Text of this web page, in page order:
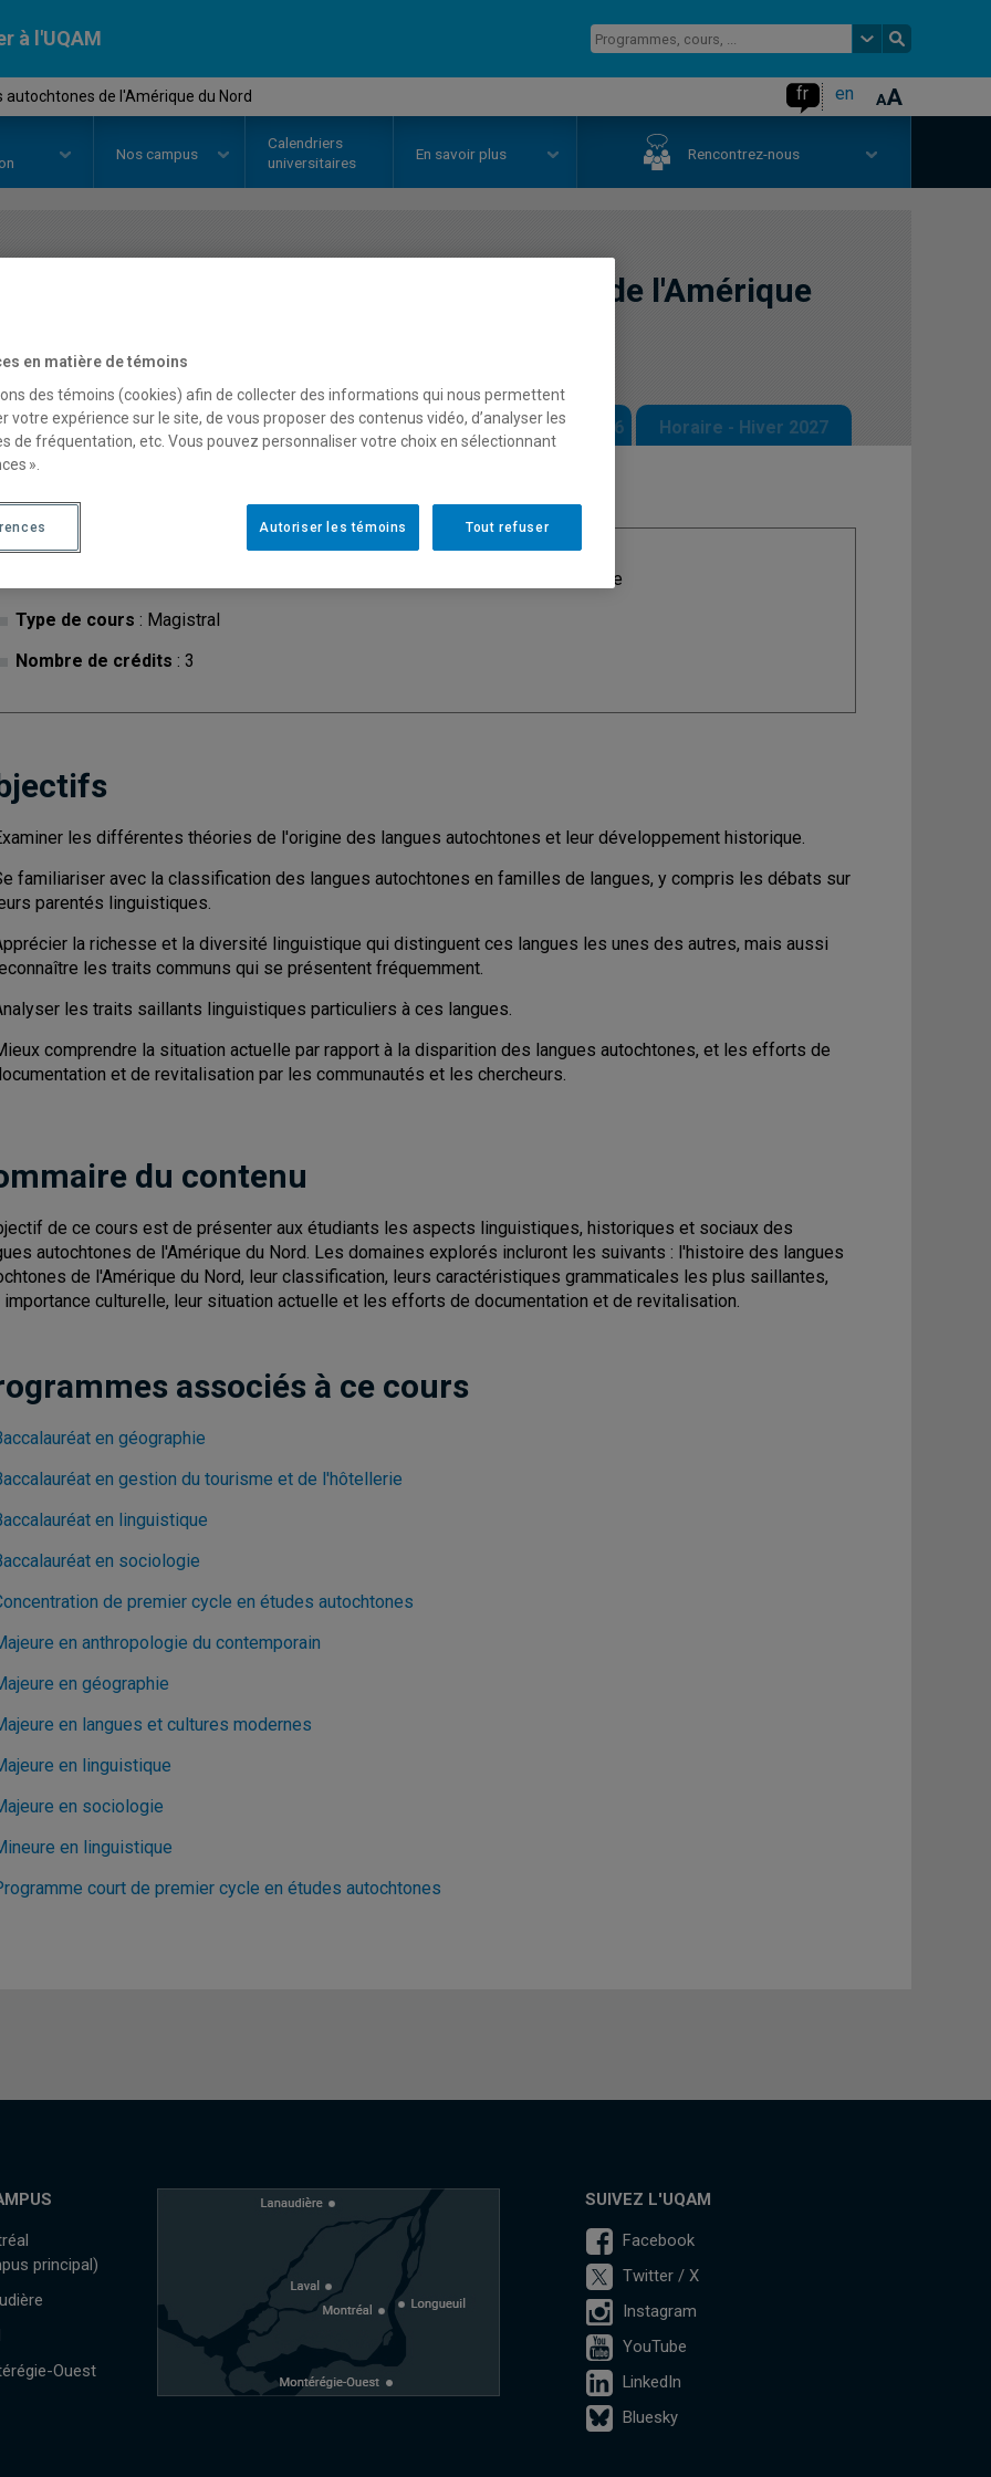
à l'UQAM
autochtones de l'Amérique du Nord fr en
Nos campus
Calendriers
universitaires
En savoir plus Rencontrez-nous
Langues autochtones de l'Amérique
Description Horaire - Été 2026 Horaire - Automne 2026 Horaire - Hiver 2027
Type de cours : Magistral
Nombre de crédits : 3
: Linguistique
les différentes théories de l'origine des langues autochtones et leur développement historique.
familiariser avec la classification des langues autochtones en familles de langues, y compris les débats sur
parentés linguistiques.
la richesse et la diversité linguistique qui distinguent ces langues les unes des autres, mais aussi
les traits communs qui se présentent fréquemment.
les traits saillants linguistiques particuliers à ces langues.
comprendre la situation actuelle par rapport à la disparition des langues autochtones, et les efforts de
et de revitalisation par les communautés et les chercheurs.
du contenu
de ce cours est de présenter aux étudiants les aspects linguistiques, historiques et sociaux des
autochtones de l'Amérique du Nord. Les domaines explorés incluront les suivants : l'histoire des langues
de l'Amérique du Nord, leur classification, leurs caractéristiques grammaticales les plus saillantes,
importance culturelle, leur situation actuelle et les efforts de documentation et de revitalisation.
associés à ce cours
en géographie
en gestion du tourisme et de l'hôtellerie
en linguistique
en sociologie
de premier cycle en études autochtones
en anthropologie du contemporain
en géographie
en langues et cultures modernes
en linguistique
en sociologie
en linguistique
court de premier cycle en études autochtones
principal)
Ouest
SUIVEZ L'UQAM
Facebook
Twitter / X
Instagram
YouTube
LinkedIn
Bluesky
en matière de témoins
des témoins (cookies) afin de collecter des informations qui nous permettent
votre expérience sur le site, de vous proposer des contenus vidéo, d’analyser les
de fréquentation, etc. Vous pouvez personnaliser votre choix en sélectionnant
».
Tout refuser
Autoriser les témoins